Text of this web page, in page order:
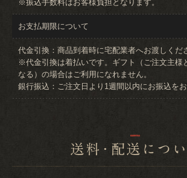
※振込手数料はお客様負担となります。
お支払期限について
代金引換：商品到着時に宅配業者へお渡しくだ
※代金引換は着払いです。ギフト（ご注文主様
なる）の場合はご利用になれません。
銀行振込：ご注文日より1週間以内にお振込をお